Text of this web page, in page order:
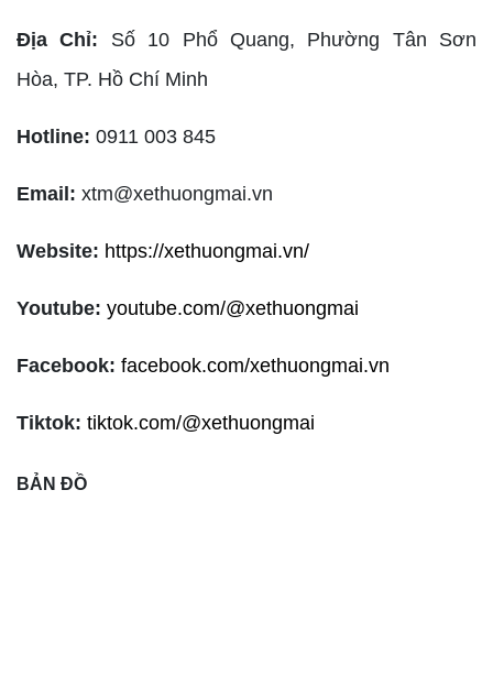
Địa Chỉ: Số 10 Phổ Quang, Phường Tân Sơn
Hòa, TP. Hồ Chí Minh
Hotline: 0911 003 845
Email: xtm@xethuongmai.vn
Website: https://xethuongmai.vn/
Youtube: youtube.com/@xethuongmai
Facebook: facebook.com/xethuongmai.vn
Tiktok: tiktok.com/@xethuongmai
BẢN ĐỒ